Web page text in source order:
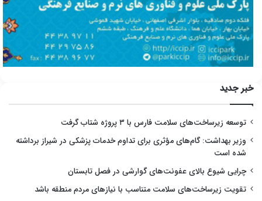
خبر جدید
توسعه زیرساخت‌های سلامت فارس با ۳ پروژه شتاب گرفت
وزیر بهداشت: گام‌های مؤثری برای تداوم خدمات پزشکی در شیراز برداشته
شده است
چرایی شیوع بالای عفونت‌های گوارشی در فصل تابستان
تقویت زیرساخت‌های سلامت متناسب با نیازهای مردم منطقه باشد